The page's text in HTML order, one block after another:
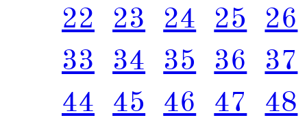
22
23 24 25
26
33
34 35 36
37
44 45 46 47
48